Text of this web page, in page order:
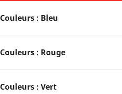
Couleurs : Bleu
Couleurs : Rouge
Couleurs : Vert